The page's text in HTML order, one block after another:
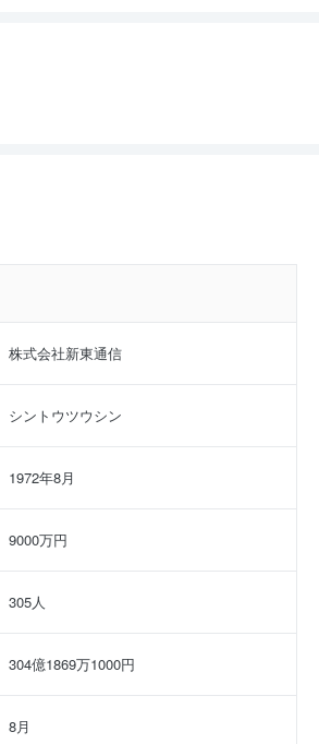
株式会社新東通信
シントウツウシン
1972年8月
9000万円
305人
304億1869万1000円
8月